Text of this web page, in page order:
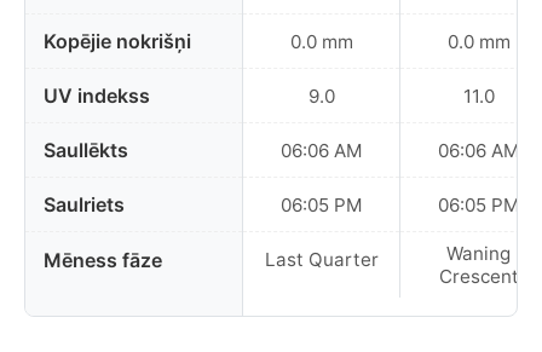
Kopējie nokrišņi
UV indekss
Saullēkts
Saulriets
Mēness fāze
0.0 mm
9.0
06:06 AM
06:05 PM
Last Quarter
0.0 mm
11.0
06:06 AM
06:05 PM
Waning
Crescent